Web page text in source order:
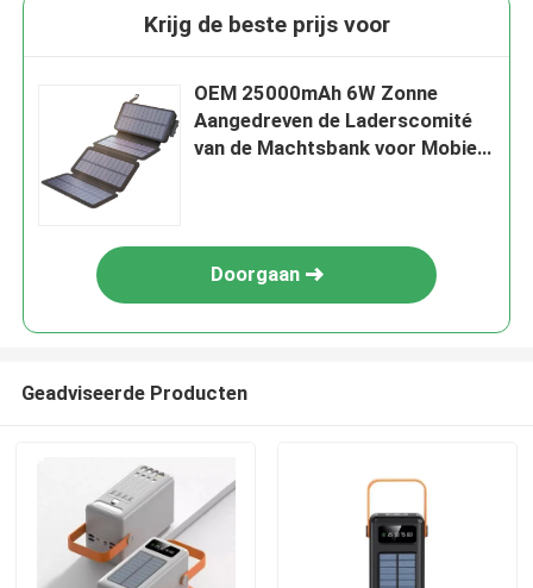
Krijg de beste prijs voor
OEM 25000mAh 6W Zonne
Aangedreven de Laderscomité
van de Machtsbank voor Mobiele
Doorgaan
Geadviseerde Producten